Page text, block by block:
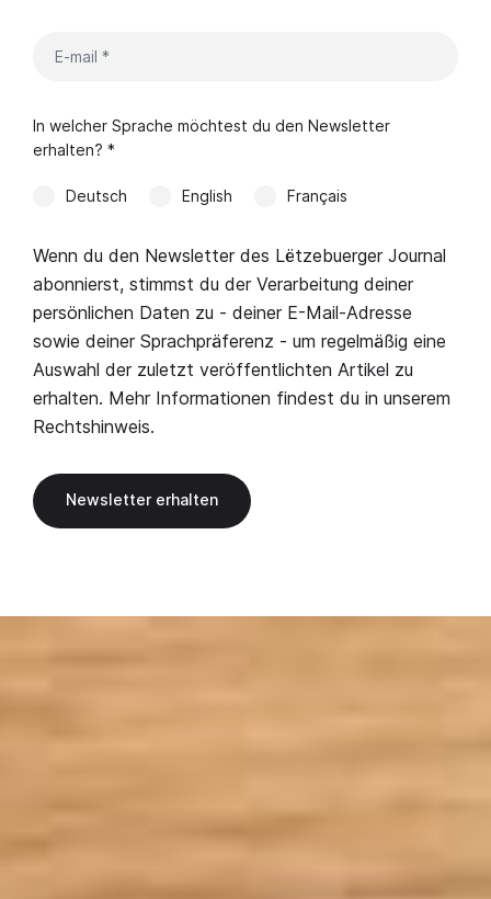
In welcher Sprache möchtest du den Newsletter
erhalten? *
Deutsch English Français
Wenn du den Newsletter des Lëtzebuerger Journal
abonnierst, stimmst du der Verarbeitung deiner
persönlichen Daten zu - deiner E-Mail-Adresse
sowie deiner Sprachpräferenz - um regelmäßig eine
Auswahl der zuletzt veröffentlichten Artikel zu
erhalten. Mehr Informationen findest du in unserem
Rechtshinweis.